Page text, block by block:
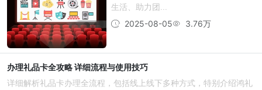
生活、助力团...
2025-08-05
3.76万
办理礼品卡全攻略 详细流程与使用技巧
详细解析礼品卡办理全流程，包括线上线下多种方式，特别介绍鸿礼